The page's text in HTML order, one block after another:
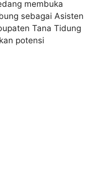
membuka
sebagai Asisten
Tana Tidung
potensi